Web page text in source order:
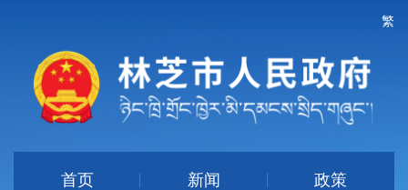
繁
首页 新闻
政策